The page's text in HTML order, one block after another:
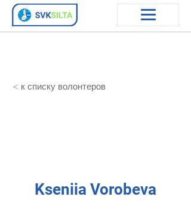
< к списку волонтеров
Kseniia Vorobeva